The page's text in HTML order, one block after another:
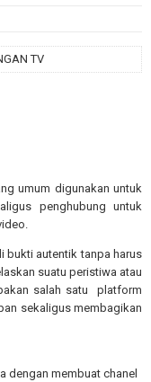
TV
umum digunakan untuk
penghubung untuk
bukti autentik tanpa harus
suatu peristiwa atau
salah satu platform
sekaligus membagikan
dengan membuat chanel